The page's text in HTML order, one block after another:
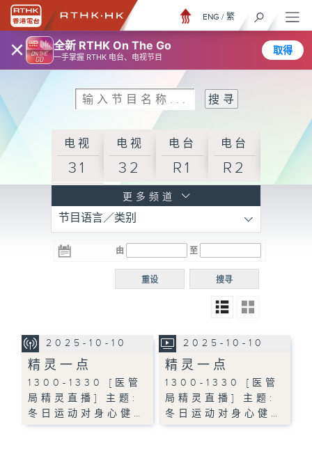
× 全新 RTHK On The Go
一手掌握 RTHK 电台、电视节目
取得
ENG / 繁
电视
31
电视
32
电台
R1
电台
R2
R3
电台 电台
R5
电台
普通
更多频道
节目语言／类别
由 至
搜寻
重设
2025-10-10
精灵一点
1300-1330 [医管
局精灵直播] 主题:
冬日运动对身心健…
2025-10-10
精灵一点
1300-1330 [医管
局精灵直播] 主题:
冬日运动对身心健…